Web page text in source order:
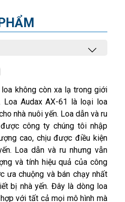
không còn xa lạ trong giới
Loa Audax AX-61 là loại loa
nhà nuôi yến. Loa dẫn và ru
công ty chúng tôi nhập
cao, chịu được điều kiện
Loa dẫn và ru nhưng vẫn
và tính hiệu quả của công
ưa chuộng và bán chạy nhất
bị nhà yến. Đây là dòng loa
với tất cả mọi mô hình mà